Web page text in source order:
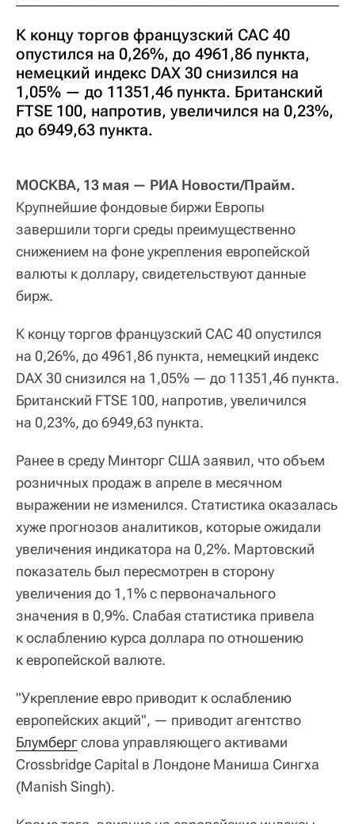
К концу торгов французский CAC 40
опустился на 0,26%, до 4961,86 пункта,
немецкий индекс DAX 30 снизился на
1,05% — до 11351,46 пункта. Британский
FTSE 100, напротив, увеличился на 0,23%,
до 6949,63 пункта.
МОСКВА, 13 мая — РИА Новости/Прайм.
Крупнейшие фондовые биржи Европы
завершили торги среды преимущественно
снижением на фоне укрепления европейской
валюты к доллару, свидетельствуют данные
бирж.
К концу торгов французский CAC 40 опустился
на 0,26%, до 4961,86 пункта, немецкий индекс
DAX 30 снизился на 1,05% — до 11351,46 пункта.
Британский FTSE 100, напротив, увеличился
на 0,23%, до 6949,63 пункта.
Ранее в среду Минторг США заявил, что объем
розничных продаж в апреле в месячном
выражении не изменился. Статистика оказалась
хуже прогнозов аналитиков, которые ожидали
увеличения индикатора на 0,2%. Мартовский
показатель был пересмотрен в сторону
увеличения до 1,1% с первоначального
значения в 0,9%. Слабая статистика привела
к ослаблению курса доллара по отношению
к европейской валюте.
"Укрепление евро приводит к ослаблению
европейских акций", — приводит агентство
Блумбергслова управляющего активами
Crossbridge Capital в Лондоне Маниша Сингха
(Manish Singh).